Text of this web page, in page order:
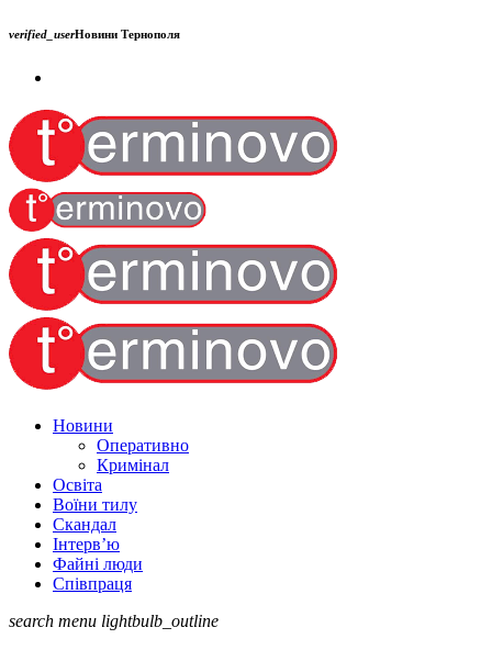
verified_userНовини Тернополя
Новини
Оперативно
Кримінал
Освіта
Воїни тилу
Скандал
Інтерв’ю
Файні люди
Співпраця
search menu lightbulb_outline